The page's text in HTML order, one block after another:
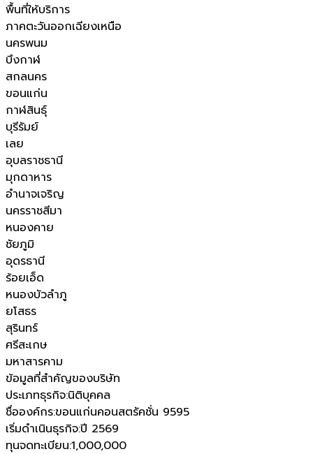
พื้นที่ให้บริการ
ภาคตะวันออกเฉียงเหนือ
นครพนม
บึงกาฬ
สกลนคร
ขอนแก่น
กาฬสินธุ์
บุรีรัมย์
เลย
อุบลราชธานี
มุกดาหาร
อำนาจเจริญ
นครราชสีมา
หนองคาย
ชัยภูมิ
อุดรธานี
ร้อยเอ็ด
หนองบัวลำภู
ยโสธร
สุรินทร์
ศรีสะเกษ
มหาสารคาม
ข้อมูลที่สำคัญของบริษัท
ประเภทธุรกิจ:นิติบุคคล
ชื่อองค์กร:ขอนแก่นคอนสตรัคชั่น 9595
เริ่มดำเนินธุรกิจ:ปี 2569
ทุนจดทะเบียน:1,000,000